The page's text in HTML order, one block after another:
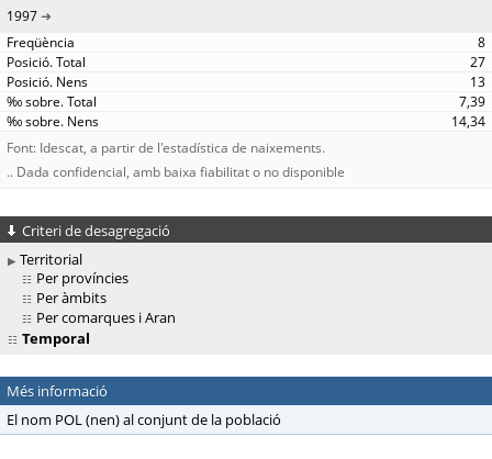
1997
8
27
13
7,39
14,34
Font: Idescat, a partir de l'estadística de naixements.
.. Dada confidencial, amb baixa fiabilitat o no disponible
Criteri de desagregació
Territorial
Per províncies
Per àmbits
Per comarques i Aran
Temporal
Més informació
El nom POL (nen) al conjunt de la població